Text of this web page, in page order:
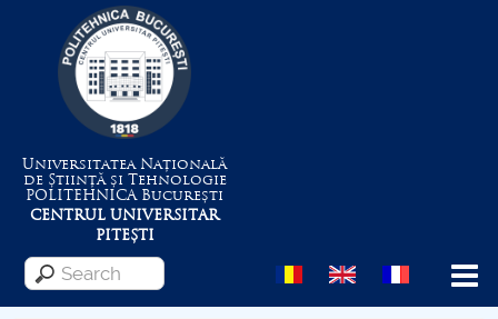
Universitatea Națională
de Știință și Tehnologie
POLITEHNICABucurești
CENTRUL UNIVERSITAR
PITEȘTI
Menu